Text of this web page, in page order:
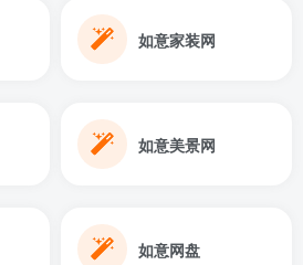
如意家装网
如意美景网
如意网盘